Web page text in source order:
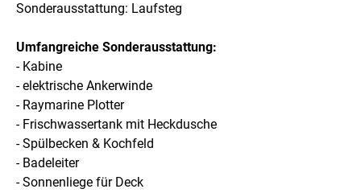
Sonderausstattung: Laufsteg
Umfangreiche Sonderausstattung:
- Kabine
- elektrische Ankerwinde
- Raymarine Plotter
- Frischwassertank mit Heckdusche
- Spülbecken & Kochfeld
- Badeleiter
- Sonnenliege für Deck